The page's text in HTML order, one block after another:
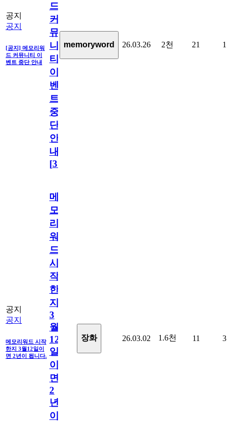
공지
공지
[공지] 메모리워
드 커뮤니티 이
벤트 중단 안내
드
커
뮤
니
티
이
벤
트
중
단
안
내
[31
memoryword 26.03.26 2천 21 1
공지
공지
메모리워드 시작
한지 3월12일이
면 2년이 됩니다.
메
모
리
워
드
시
작
한
지
3
월
12
일
이
면
2
년
이
장화 26.03.02 1.6천 11 3